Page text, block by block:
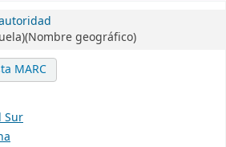
geográfico)
MARC
Sur